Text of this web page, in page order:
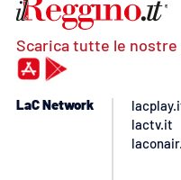
Scarica tutte le nostre
LaC Network
lactv.it